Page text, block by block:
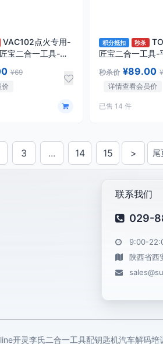
VAC102点火专用-
宝二合一工具-平
¥69
积分抵扣 秒杀
匠宝二合一工具-
秒杀价 ¥89.00
详情查看会员价
已售 14 件
3 ... 14 15
下一页
> 尾
联系我们
029-
9:00-
陕西省西
开灵李氏二合一工具配钥匙机汽车解码培